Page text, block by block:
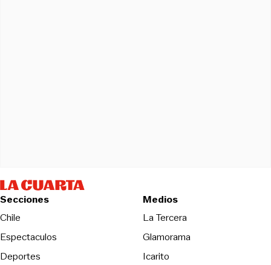
Secciones
Chile
Espectaculos
Deportes
Medios
La TerceraOpens in new
Glamorama
Icarito